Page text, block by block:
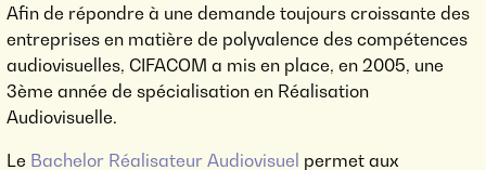
Afin de répondre à une demande toujours croissante des
entreprises en matière de polyvalence des compétences
audiovisuelles, CIFACOM a mis en place, en 2005, une
3ème année de spécialisation en Réalisation
Audiovisuelle.
Le Bachelor Réalisateur Audiovisuel permet aux